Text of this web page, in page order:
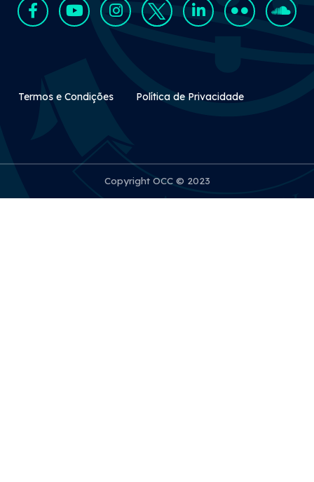
Rodapé Secundário
Termos e Condições Política de Privacidade
Copyright OCC © 2023